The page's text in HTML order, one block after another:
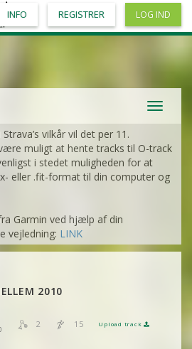
Toggle
vilkår vil det per 11.
muligt at hente tracks til O-track
i stedet muligheden for at
eller .fit-format til din computer og
Garmin ved hjælp af din
vejledning: LINK
2010
2 15 Upload track
INFO REGISTRER LOG IND